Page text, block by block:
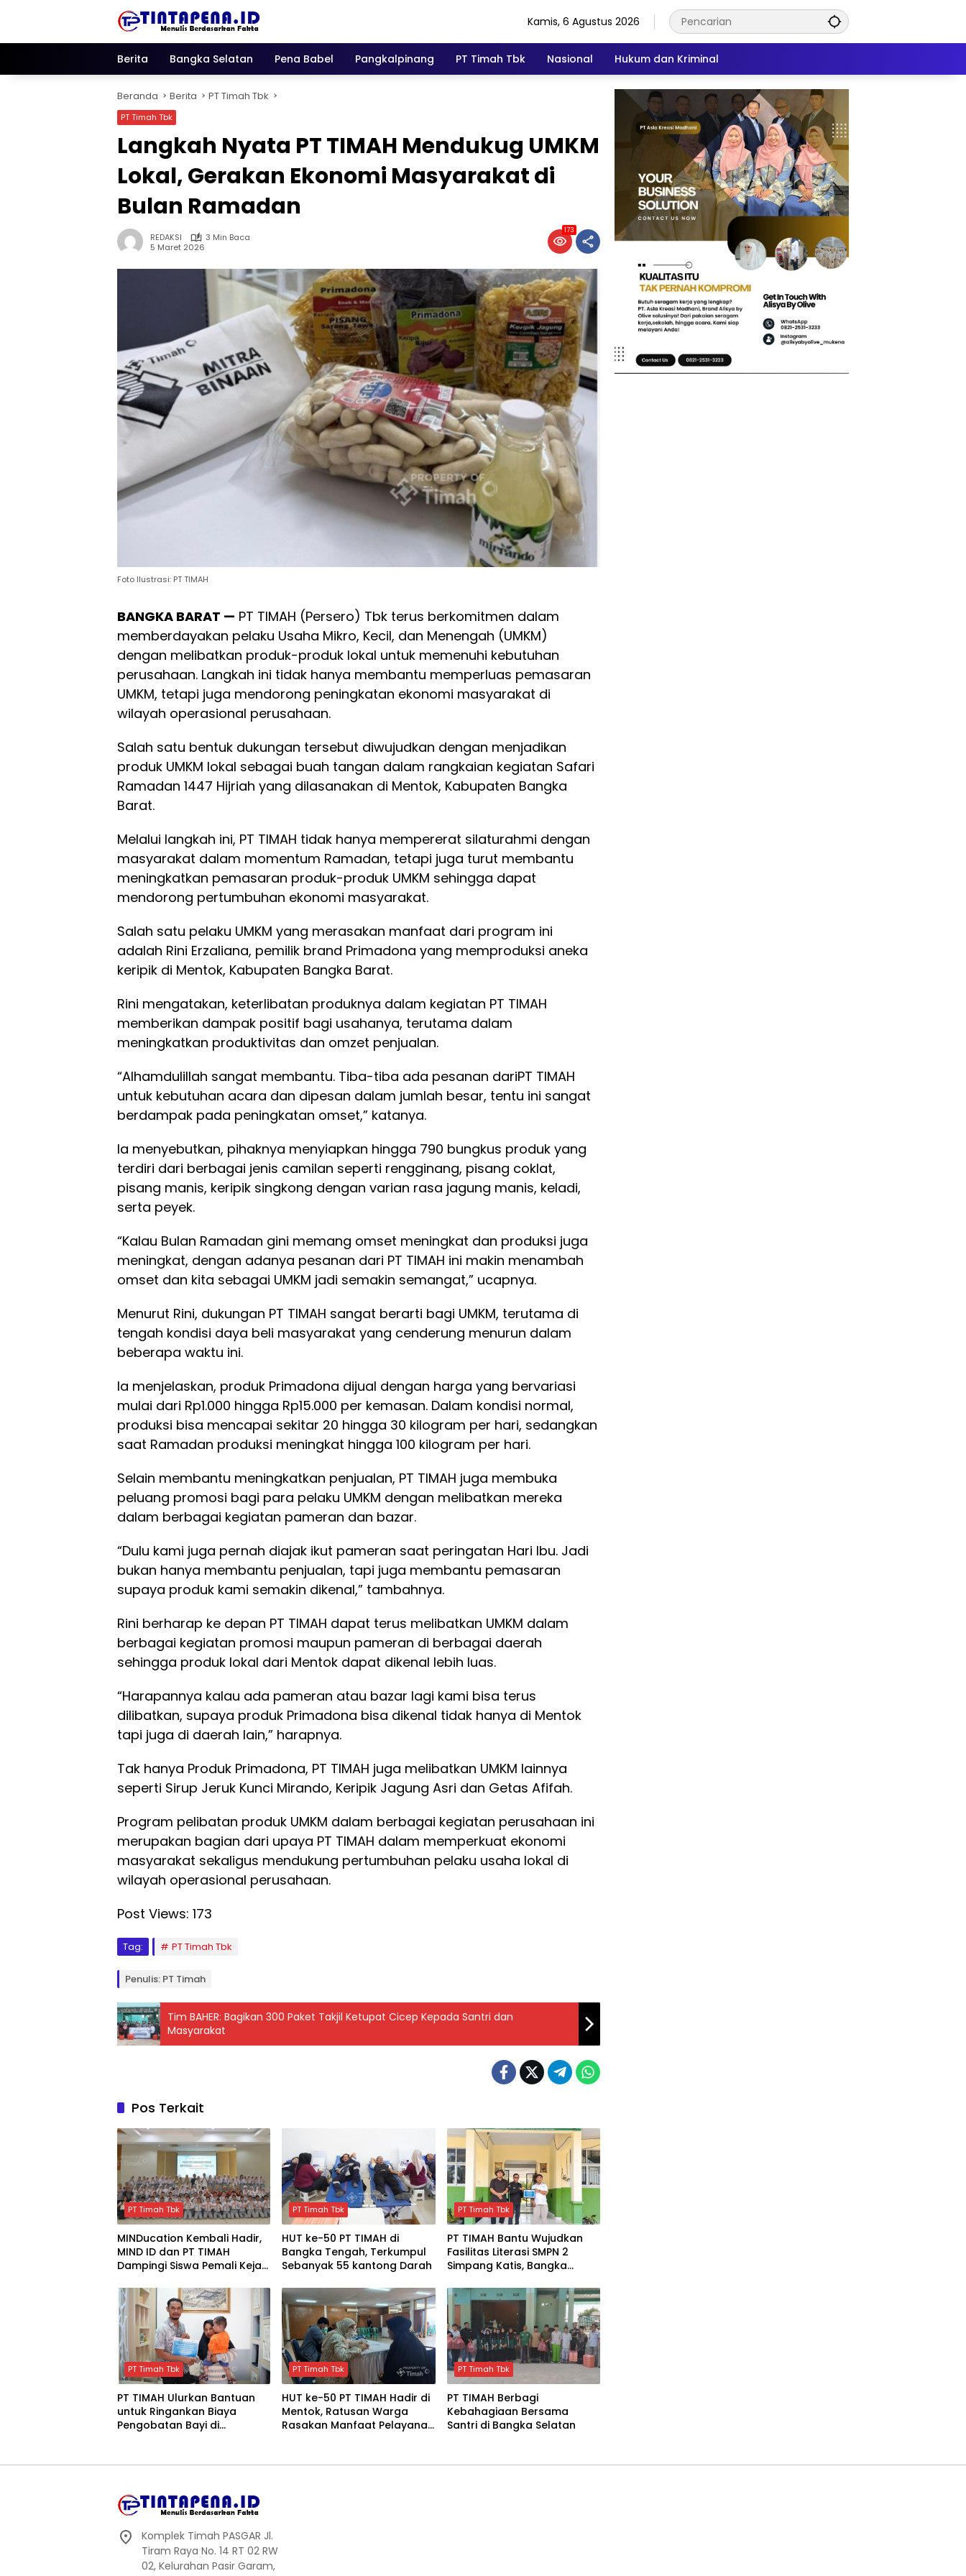
Kamis, 6 Agustus 2026
Berita Bangka Selatan Pena Babel Pangkalpinang PT Timah Tbk Nasional Hukum dan Kriminal
Beranda Berita PT Timah Tbk
PT Timah Tbk
Langkah Nyata PT TIMAH Mendukug UMKM
Lokal, Gerakan Ekonomi Masyarakat di
Bulan Ramadan
REDAKSI
3 Min Baca
5 Maret 2026
173
Foto Ilustrasi: PT TIMAH
BANGKA BARAT — PT TIMAH (Persero) Tbk terus berkomitmen dalam
memberdayakan pelaku Usaha Mikro, Kecil, dan Menengah (UMKM)
dengan melibatkan produk-produk lokal untuk memenuhi kebutuhan
perusahaan. Langkah ini tidak hanya membantu memperluas pemasaran
UMKM, tetapi juga mendorong peningkatan ekonomi masyarakat di
wilayah operasional perusahaan.
Salah satu bentuk dukungan tersebut diwujudkan dengan menjadikan
produk UMKM lokal sebagai buah tangan dalam rangkaian kegiatan Safari
Ramadan 1447 Hijriah yang dilasanakan di Mentok, Kabupaten Bangka
Barat.
Melalui langkah ini, PT TIMAH tidak hanya mempererat silaturahmi dengan
masyarakat dalam momentum Ramadan, tetapi juga turut membantu
meningkatkan pemasaran produk-produk UMKM sehingga dapat
mendorong pertumbuhan ekonomi masyarakat.
Salah satu pelaku UMKM yang merasakan manfaat dari program ini
adalah Rini Erzaliana, pemilik brand Primadona yang memproduksi aneka
keripik di Mentok, Kabupaten Bangka Barat.
Rini mengatakan, keterlibatan produknya dalam kegiatan PT TIMAH
memberikan dampak positif bagi usahanya, terutama dalam
meningkatkan produktivitas dan omzet penjualan.
“Alhamdulillah sangat membantu. Tiba-tiba ada pesanan dariPT TIMAH
untuk kebutuhan acara dan dipesan dalam jumlah besar, tentu ini sangat
berdampak pada peningkatan omset,” katanya.
Ia menyebutkan, pihaknya menyiapkan hingga 790 bungkus produk yang
terdiri dari berbagai jenis camilan seperti rengginang, pisang coklat,
pisang manis, keripik singkong dengan varian rasa jagung manis, keladi,
serta peyek.
“Kalau Bulan Ramadan gini memang omset meningkat dan produksi juga
meningkat, dengan adanya pesanan dari PT TIMAH ini makin menambah
omset dan kita sebagai UMKM jadi semakin semangat,” ucapnya.
Menurut Rini, dukungan PT TIMAH sangat berarti bagi UMKM, terutama di
tengah kondisi daya beli masyarakat yang cenderung menurun dalam
beberapa waktu ini.
Ia menjelaskan, produk Primadona dijual dengan harga yang bervariasi
mulai dari Rp1.000 hingga Rp15.000 per kemasan. Dalam kondisi normal,
produksi bisa mencapai sekitar 20 hingga 30 kilogram per hari, sedangkan
saat Ramadan produksi meningkat hingga 100 kilogram per hari.
Selain membantu meningkatkan penjualan, PT TIMAH juga membuka
peluang promosi bagi para pelaku UMKM dengan melibatkan mereka
dalam berbagai kegiatan pameran dan bazar.
“Dulu kami juga pernah diajak ikut pameran saat peringatan Hari Ibu. Jadi
bukan hanya membantu penjualan, tapi juga membantu pemasaran
supaya produk kami semakin dikenal,” tambahnya.
Rini berharap ke depan PT TIMAH dapat terus melibatkan UMKM dalam
berbagai kegiatan promosi maupun pameran di berbagai daerah
sehingga produk lokal dari Mentok dapat dikenal lebih luas.
“Harapannya kalau ada pameran atau bazar lagi kami bisa terus
dilibatkan, supaya produk Primadona bisa dikenal tidak hanya di Mentok
tapi juga di daerah lain,” harapnya.
Tak hanya Produk Primadona, PT TIMAH juga melibatkan UMKM lainnya
seperti Sirup Jeruk Kunci Mirando, Keripik Jagung Asri dan Getas Afifah.
Program pelibatan produk UMKM dalam berbagai kegiatan perusahaan ini
merupakan bagian dari upaya PT TIMAH dalam memperkuat ekonomi
masyarakat sekaligus mendukung pertumbuhan pelaku usaha lokal di
wilayah operasional perusahaan.
Post Views: 173
Tag: PT Timah Tbk
Penulis: PT Timah
Tim BAHER: Bagikan 300 Paket Takjil Ketupat Cicep Kepada Santri dan
Masyarakat
Pos Terkait
PT Timah Tbk
MINDucation Kembali Hadir,
MIND ID dan PT TIMAH
Dampingi Siswa Pemali Kejar
PT Timah Tbk
HUT ke-50 PT TIMAH di
Bangka Tengah, Terkumpul
Sebanyak 55 kantong Darah
PT Timah Tbk
PT TIMAH Bantu Wujudkan
Fasilitas Literasi SMPN 2
Simpang Katis, Bangka
PT Timah Tbk
PT TIMAH Ulurkan Bantuan
untuk Ringankan Biaya
Pengobatan Bayi di
PT Timah Tbk
HUT ke-50 PT TIMAH Hadir di
Mentok, Ratusan Warga
Rasakan Manfaat Pelayanan
PT Timah Tbk
PT TIMAH Berbagi
Kebahagiaan Bersama
Santri di Bangka Selatan
Komplek Timah PASGAR Jl.
Tiram Raya No. 14 RT 02 RW
02, Kelurahan Pasir Garam,